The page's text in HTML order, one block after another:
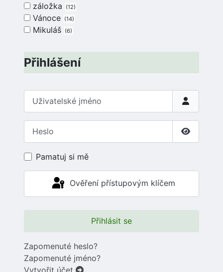
záložka 12
Vánoce 14
Mikuláš 6
Přihlášení
Uživatelské jméno
Zobrazit
Pamatuj si mě
Ověření přístupovým klíčem
Přihlásit se
Zapomenuté heslo?
Zapomenuté jméno?
Vytvořit účet